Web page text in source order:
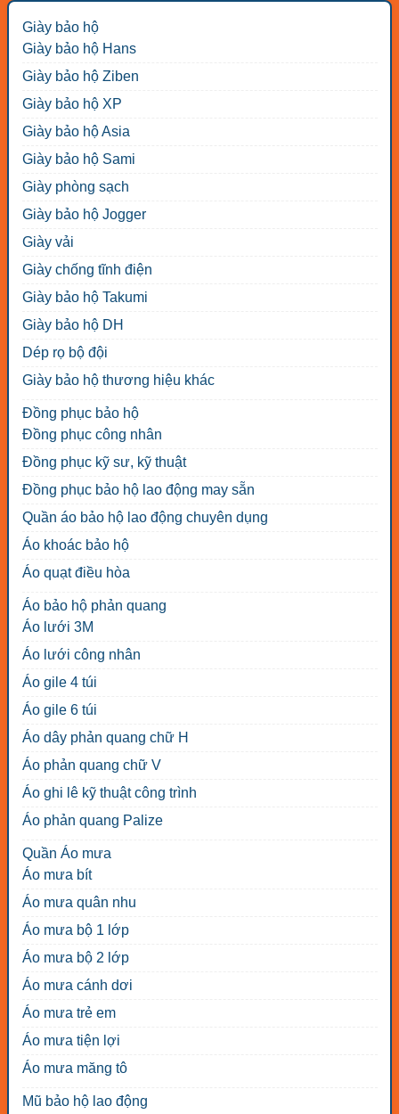
Giày bảo hộ
Giày bảo hộ Hans
Giày bảo hộ Ziben
Giày bảo hộ XP
Giày bảo hộ Asia
Giày bảo hộ Sami
Giày phòng sạch
Giày bảo hộ Jogger
Giày vải
Giày chống tĩnh điện
Giày bảo hộ Takumi
Giày bảo hộ DH
Dép rọ bộ đội
Giày bảo hộ thương hiệu khác
Đồng phục bảo hộ
Đồng phục công nhân
Đồng phục kỹ sư, kỹ thuật
Đồng phục bảo hộ lao động may sẵn
Quần áo bảo hộ lao động chuyên dụng
Áo khoác bảo hộ
Áo quạt điều hòa
Áo bảo hộ phản quang
Áo lưới 3M
Áo lưới công nhân
Áo gile 4 túi
Áo gile 6 túi
Áo dây phản quang chữ H
Áo phản quang chữ V
Áo ghi lê kỹ thuật công trình
Áo phản quang Palize
Quần Áo mưa
Áo mưa bít
Áo mưa quân nhu
Áo mưa bộ 1 lớp
Áo mưa bộ 2 lớp
Áo mưa cánh dơi
Áo mưa trẻ em
Áo mưa tiện lợi
Áo mưa măng tô
Mũ bảo hộ lao động